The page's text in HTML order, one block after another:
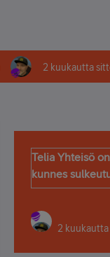
2 kuukautta
Telia Yhteisö
kunnes
2